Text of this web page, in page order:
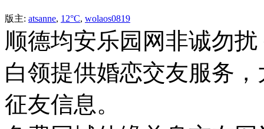
版主: atsanne, 12°C, wolaos0819
顺德均安乐园网非诚勿
白领提供婚恋交友服务
征友信息。